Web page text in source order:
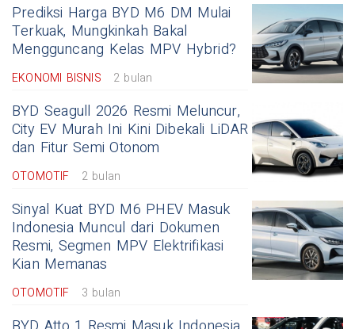
Prediksi Harga BYD M6 DM Mulai
Terkuak, Mungkinkah Bakal
Mengguncang Kelas MPV Hybrid?
EKONOMI BISNIS 2 bulan
BYD Seagull 2026 Resmi Meluncur,
City EV Murah Ini Kini Dibekali LiDAR
dan Fitur Semi Otonom
OTOMOTIF 2 bulan
Sinyal Kuat BYD M6 PHEV Masuk
Indonesia Muncul dari Dokumen
Resmi, Segmen MPV Elektrifikasi
Kian Memanas
OTOMOTIF 3 bulan